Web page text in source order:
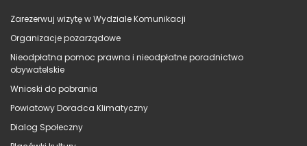
Zarezerwuj wizytę w Wydziale Komunikacji
Organizacje pozarządowe
Nieodpłatna pomoc prawna i nieodpłatne poradnictwo
obywatelskie
Wnioski do pobrania
Powiatowy Doradca Klimatyczny
Dialog Społeczny